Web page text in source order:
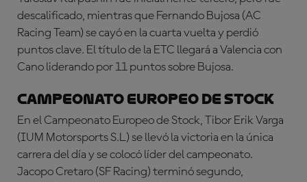
descalificado, mientras que Fernando Bujosa (AC
Racing Team) se cayó en la cuarta vuelta y perdió
puntos clave. El título de la ETC llegará a Valencia con
Cano liderando por 11 puntos sobre Bujosa.
Campeonato Europeo de Stock
En el Campeonato Europeo de Stock, Tibor Erik Varga
(IUM Motorsports S.L) se llevó la victoria en la única
carrera del día y se colocó líder del campeonato.
Jacopo Cretaro (SF Racing) terminó segundo,